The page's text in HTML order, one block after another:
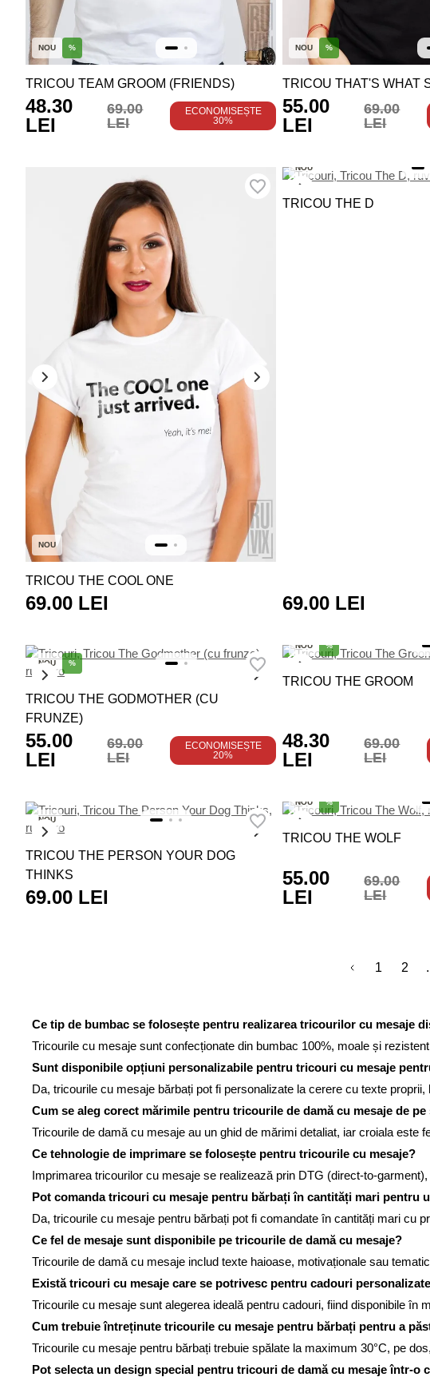
NOU %
TRICOU TEAM GROOM (FRIENDS)
48.30
LEI
69.00
LEI
ECONOMISEȘTE
30%
NOU %
TRICOU THAT'S WHAT
55.00
LEI
69.00
LEI
NOU
TRICOU THE COOL ONE
69.00 LEI
NOU
TRICOU THE D
69.00 LEI
NOU %
TRICOU THE GODMOTHER (CU
FRUNZE)
55.00
LEI
69.00
LEI
ECONOMISEȘTE
20%
NOU %
TRICOU THE GROOM
48.30
LEI
69.00
LEI
NOU
TRICOU THE PERSON YOUR DOG
THINKS
69.00 LEI
NOU %
TRICOU THE WOLF
55.00
LEI
69.00
LEI
1 2
Ce tip de bumbac se folosește pentru realizarea tricourilor cu mesaje
Tricourile cu mesaje sunt confecționate din bumbac 100%, moale și
Sunt disponibile opțiuni personalizabile pentru tricouri cu mesaje
Da, tricourile cu mesaje bărbați pot fi personalizate la cerere cu texte
Cum se aleg corect mărimile pentru tricourile de damă cu mesaje de pe
Tricourile de damă cu mesaje au un ghid de mărimi detaliat, iar croiala
Ce tehnologie de imprimare se folosește pentru tricourile cu mesaje?
Imprimarea tricourilor cu mesaje se realizează prin DTG (direct-to-
Pot comanda tricouri cu mesaje pentru bărbați în cantități mari pentru
Da, tricourile cu mesaje pentru bărbați pot fi comandate în cantități mari cu
Ce fel de mesaje sunt disponibile pe tricourile de damă cu mesaje?
Tricourile de damă cu mesaje includ texte haioase, motivaționale sau
Există tricouri cu mesaje care se potrivesc pentru cadouri
Tricourile cu mesaje sunt alegerea ideală pentru cadouri, fiind disponibile
Cum trebuie întreținute tricourile cu mesaje pentru bărbați pentru a
Tricourile cu mesaje pentru bărbați trebuie spălate la maximum 30°C, pe
Pot selecta un design special pentru tricouri de damă cu mesaje într-o